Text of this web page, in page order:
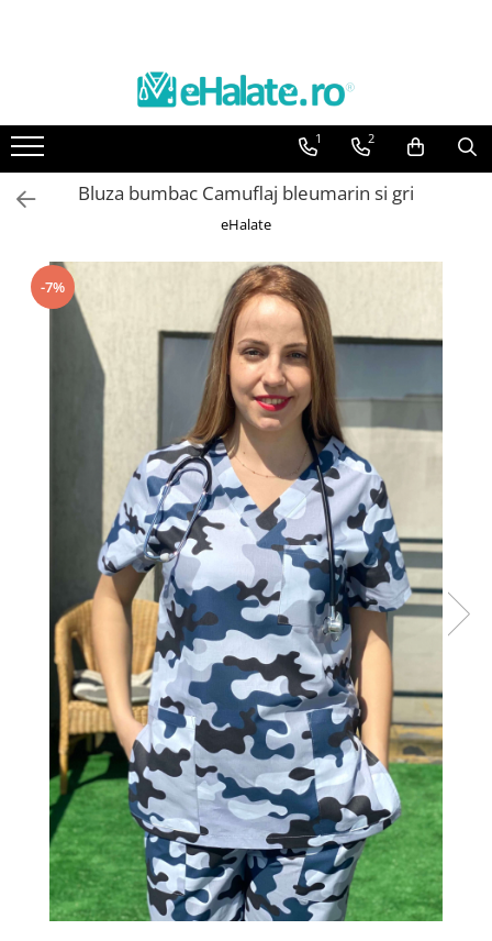
Toate Produsele
Bluze Unisex
Pantaloni Unisex
Costume Unisex
Bluze unisex cu imprimeuri
Bluze Maria
Bluze medicale uni
Halate medicale
Halate medicale femei
Halate medicale barbati
Halate medicale P2 cu fluturas
Halate medicale cu nasturi
Halate medicale cu fermoar
Halate medicale polar - unisex
Halate medicale albe
Fuste, Sarafane
Sarafane Mira
Fuste medicale
Sarafane medicale
Veste, Jachete
Veste de lucru
Jachete de lucru
1 2
Bluza bumbac Camuflaj bleumarin si gri
eHalate
-7%